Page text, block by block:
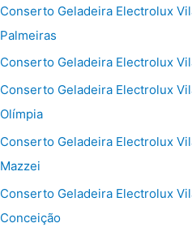
Conserto Geladeira Electrolux
Palmeiras
Conserto Geladeira Electrolux
Conserto Geladeira Electrolux
Olímpia
Conserto Geladeira Electrolux
Mazzei
Conserto Geladeira Electrolux
Conceição